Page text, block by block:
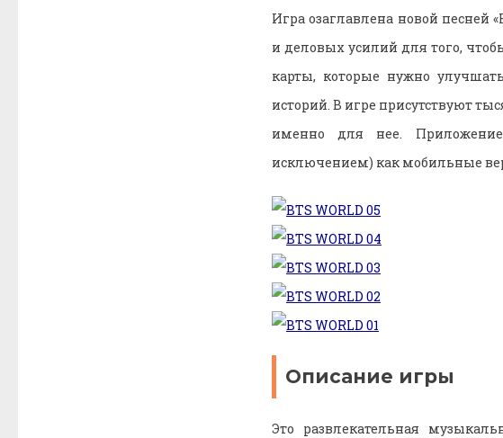
Игра озаглавлена новой
и деловых усилий для того,
карты, которые нужно
историй. В игре присутствуют
именно для нее.
исключением) как мобильные
Описание игры
Это развлекательная